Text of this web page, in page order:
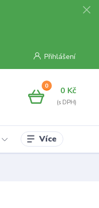
Přihlášení
0 0 Kč
Více